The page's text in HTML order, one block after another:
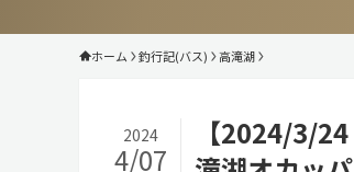
ホーム 釣行記(バス) 高滝湖
【2024/3/
2024
4/07